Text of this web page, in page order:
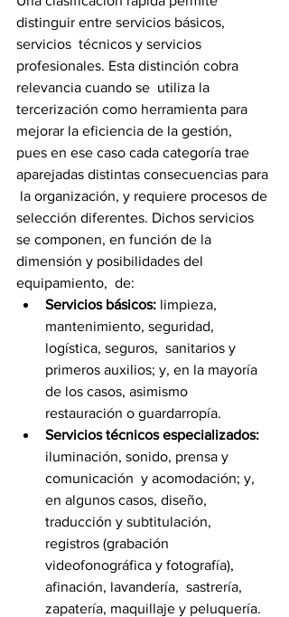
distinguir entre servicios básicos,
servicios  técnicos y servicios
profesionales. Esta distinción cobra
relevancia cuando se  utiliza la
tercerización como herramienta para
mejorar la eficiencia de la gestión,
pues en ese caso cada categoría trae
aparejadas distintas consecuencias para
la organización, y requiere procesos de
selección diferentes. Dichos servicios
se componen, en función de la
dimensión y posibilidades del
equipamiento,  de:
Servicios básicos: limpieza,
mantenimiento, seguridad,
logística, seguros,  sanitarios y
primeros auxilios; y, en la mayoría
de los casos, asimismo
restauración o guardarropía.
Servicios técnicos especializados:
iluminación, sonido, prensa y
comunicación  y acomodación; y,
en algunos casos, diseño,
traducción y subtitulación,
registros (grabación
videofonográfica y fotografía),
afinación, lavandería,  sastrería,
zapatería, maquillaje y peluquería.